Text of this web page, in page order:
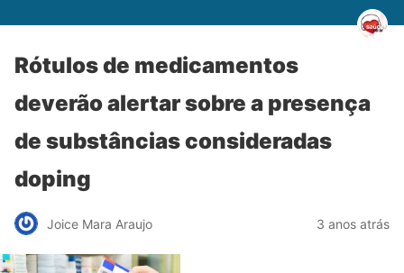
Rótulos de medicamentos
deverão alertar sobre a presença
de substâncias consideradas
doping
Joice Mara Araujo 3 anos atrás